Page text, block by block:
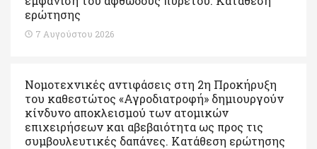
ερώτησης
7 Αυγούστου 2026
Νομοτεχνικές αντιφάσεις στη 2η Προκήρυξη
του καθεστώτος «Αγροδιατροφή» δημιουργούν
κίνδυνο αποκλεισμού των ατομικών
επιχειρήσεων και αβεβαιότητα ως προς τις
συμβουλευτικές δαπάνες. Κατάθεση ερώτησης